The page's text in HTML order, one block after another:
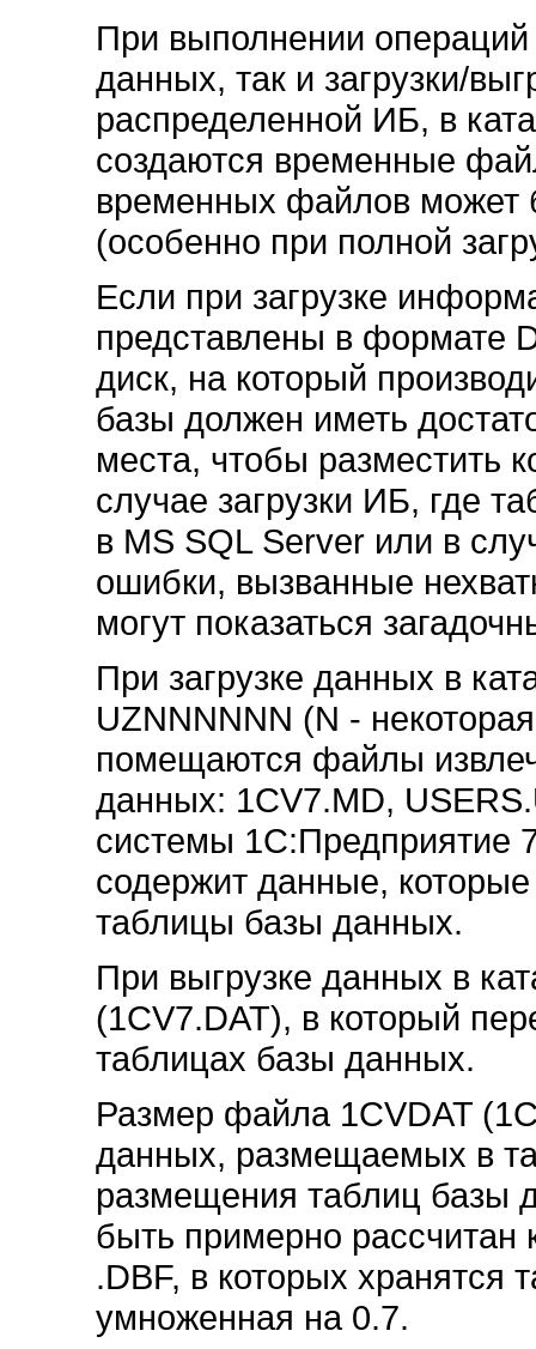
При выполнении операций
данных, так и загрузки/
распределенной ИБ, в
создаются временные
временных файлов может
(особенно при полной
Если при загрузке
представлены в формате
диск, на который
базы должен иметь
места, чтобы разместить
случае загрузки ИБ, где
в MS SQL Server или в
ошибки, вызванные
могут показаться
При загрузке данных в
UZNNNNNN (N -
помещаются файлы
данных: 1CV7.MD,
системы 1С:Предприятие
содержит данные,
таблицы базы данных.
При выгрузке данных в
(1CV7.DAT), в который
таблицах базы данных.
Размер файла 1CVDAT
данных, размещаемых в
размещения таблиц базы
быть примерно
.DBF, в которых хранятся
умноженная на 0.7.